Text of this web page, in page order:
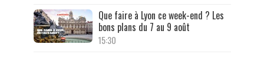
Que faire à Lyon ce week-end ? Les
bons plans du 7 au 9 août
15:30